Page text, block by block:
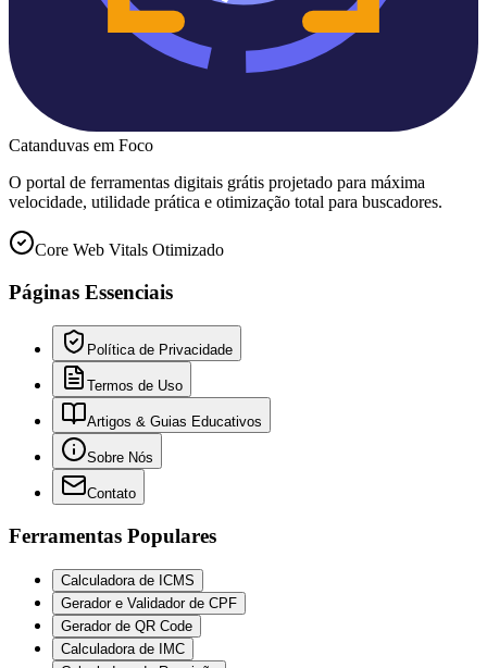
Catanduvas em Foco
O portal de ferramentas digitais grátis projetado para máxima
velocidade, utilidade prática e otimização total para buscadores.
Core Web Vitals Otimizado
Páginas Essenciais
Política de Privacidade
Termos de Uso
Artigos & Guias Educativos
Sobre Nós
Contato
Ferramentas Populares
Calculadora de ICMS
Gerador e Validador de CPF
Gerador de QR Code
Calculadora de IMC